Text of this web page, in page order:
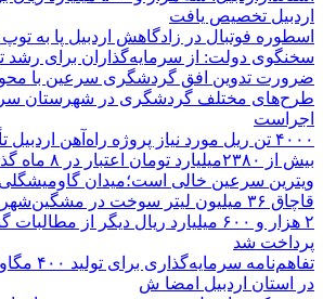
اردبیل تخصیص یافت
اسطوره فوتبال در زادگاهش اردبیل پا به
سخنگوی دولت: از سرمایه‌گذاران برای رشد
ضرورت تدوین افق گردشگری سرعین با
طرح‌های مختلف گردشگری در شهرستان
اجراست
۴۰۰۰ تن ریل مورد نیاز پروژه راه‌آهن
بیش از ۲۳۸۰میلیارد تومان اعتبار در ۸ ماه گذشته
ویترین سرعین خالی است؛میدان گاومیشگلی
قاچاق ۳۶ میلیون لیتر سوخت در مشگین‌شهر متوقف شد
۲ هزار و ۶۰۰‌ میلیارد ریال دیگر از
پرداخت شد
در استان اردبیل امضا ش